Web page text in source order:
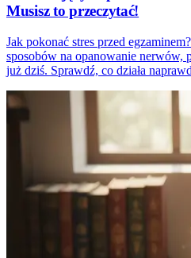
Musisz to przeczytać!
Jak pokonać stres przed
sposobów na opanowanie nerwów,
już dziś. Sprawdź, co działa